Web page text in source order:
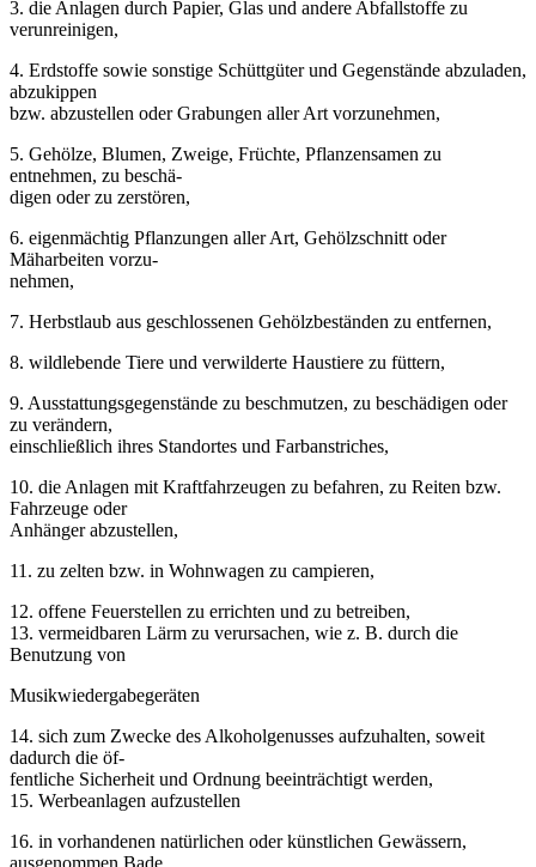
3. die Anlagen durch Papier, Glas und andere Abfallstoffe zu
verunreinigen,
4. Erdstoffe sowie sonstige Schüttgüter und Gegenstände abzuladen,
abzukippen
bzw. abzustellen oder Grabungen aller Art vorzunehmen,
5. Gehölze, Blumen, Zweige, Früchte, Pflanzensamen zu
entnehmen, zu beschä-
digen oder zu zerstören,
6. eigenmächtig Pflanzungen aller Art, Gehölzschnitt oder
Mäharbeiten vorzu-
nehmen,
7. Herbstlaub aus geschlossenen Gehölzbeständen zu entfernen,
8. wildlebende Tiere und verwilderte Haustiere zu füttern,
9. Ausstattungsgegenstände zu beschmutzen, zu beschädigen oder
zu verändern,
einschließlich ihres Standortes und Farbanstriches,
10. die Anlagen mit Kraftfahrzeugen zu befahren, zu Reiten bzw.
Fahrzeuge oder
Anhänger abzustellen,
11. zu zelten bzw. in Wohnwagen zu campieren,
12. offene Feuerstellen zu errichten und zu betreiben,
13. vermeidbaren Lärm zu verursachen, wie z. B. durch die
Benutzung von
Musikwiedergabegeräten
14. sich zum Zwecke des Alkoholgenusses aufzuhalten, soweit
dadurch die öf-
fentliche Sicherheit und Ordnung beeinträchtigt werden,
15. Werbeanlagen aufzustellen
16. in vorhandenen natürlichen oder künstlichen Gewässern,
ausgenommen Bade